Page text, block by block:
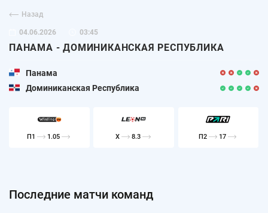
Назад
04.06.2026 03:45
ПАНАМА - ДОМИНИКАНСКАЯ РЕСПУБЛИКА
Панама
Доминиканская Республика
П1 1.05 X 8.3 П2 17
Последние матчи команд